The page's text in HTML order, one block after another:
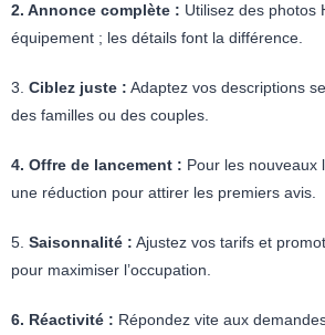
2. Annonce complète : Utilisez des photos
équipement ; les détails font la différence.
3. Ciblez juste : Adaptez vos descriptions
des familles ou des couples.
4. Offre de lancement : Pour les nouveaux
une réduction pour attirer les premiers avis.
5. Saisonnalité : Ajustez vos tarifs et
pour maximiser l’occupation.
6. Réactivité : Répondez vite aux